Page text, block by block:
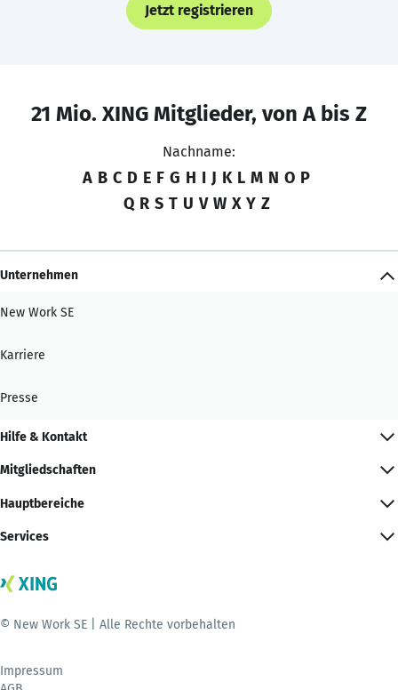
Jetzt registrieren
21 Mio. XING Mitglieder, von A bis Z
Nachname:
A B C D E F G H I J K L M N O P
Q R S T U V W X Y Z
Unternehmen
New Work SE
Karriere
Presse
Hilfe & Kontakt
Mitgliedschaften
Hauptbereiche
Services
© New Work SE | Alle Rechte vorbehalten
Impressum